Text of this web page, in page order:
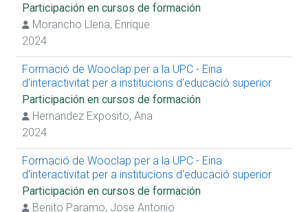
Participación en cursos de formación
Morancho Llena, Enrique
2024
Formació de Wooclap per a la UPC - Eina
d'interactivitat per a institucions d'educació superior
Participación en cursos de formación
Hernandez Exposito, Ana
2024
Formació de Wooclap per a la UPC - Eina
d'interactivitat per a institucions d'educació superior
Participación en cursos de formación
Benito Paramo, Jose Antonio